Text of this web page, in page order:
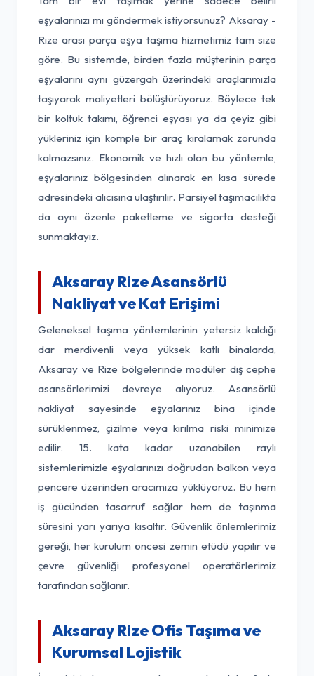
eşyalarınızı mı göndermek istiyorsunuz? Aksaray -
Rize arası parça eşya taşıma hizmetimiz tam size
göre. Bu sistemde, birden fazla müşterinin parça
eşyalarını aynı güzergah üzerindeki araçlarımızla
taşıyarak maliyetleri bölüştürüyoruz. Böylece tek
bir koltuk takımı, öğrenci eşyası ya da çeyiz gibi
yükleriniz için komple bir araç kiralamak zorunda
kalmazsınız. Ekonomik ve hızlı olan bu yöntemle,
eşyalarınız bölgesinden alınarak en kısa sürede
adresindeki alıcısına ulaştırılır. Parsiyel taşımacılıkta
da aynı özenle paketleme ve sigorta desteği
sunmaktayız.
Aksaray Rize Asansörlü
Nakliyat ve Kat Erişimi
Geleneksel taşıma yöntemlerinin yetersiz kaldığı
dar merdivenli veya yüksek katlı binalarda,
Aksaray ve Rize bölgelerinde modüler dış cephe
asansörlerimizi devreye alıyoruz. Asansörlü
nakliyat sayesinde eşyalarınız bina içinde
sürüklenmez, çizilme veya kırılma riski minimize
edilir. 15. kata kadar uzanabilen raylı
sistemlerimizle eşyalarınızı doğrudan balkon veya
pencere üzerinden aracımıza yüklüyoruz. Bu hem
iş gücünden tasarruf sağlar hem de taşınma
süresini yarı yarıya kısaltır. Güvenlik önlemlerimiz
gereği, her kurulum öncesi zemin etüdü yapılır ve
çevre güvenliği profesyonel operatörlerimiz
tarafından sağlanır.
Aksaray Rize Ofis Taşıma ve
Kurumsal Lojistik